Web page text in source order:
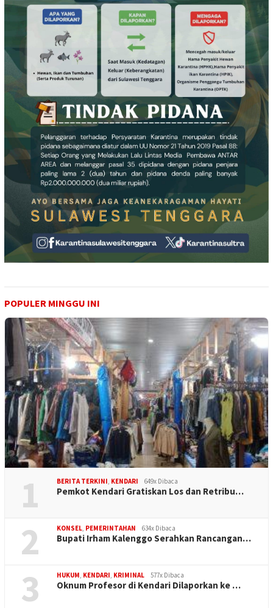
POPULER MINGGU INI
1 BERITA TERKINI, KENDARI 649x Dibaca
Pemkot Kendari Gratiskan Los dan Retribu…
2 KONSEL, PEMERINTAHAN 634x Dibaca
Bupati Irham Kalenggo Serahkan Rancangan…
3 HUKUM, KENDARI, KRIMINAL 577x Dibaca
Oknum Profesor di Kendari Dilaporkan ke …